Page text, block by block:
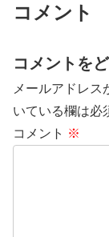
コメント
コメントを
メールアドレス
いている欄は必
コメント ※